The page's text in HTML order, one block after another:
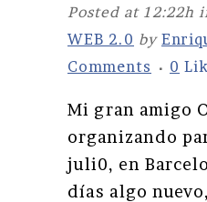
Posted at 12:22h
WEB 2.0 by
Comments
0
Mi gran amigo
organizando
juli0, en
días algo